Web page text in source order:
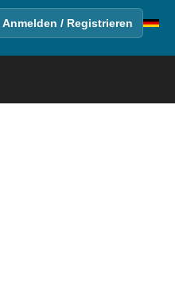
Anmelden / Registrieren